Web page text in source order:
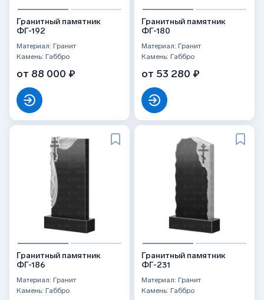
Гранитный памятник
ФГ-192
Материал: Гранит
Камень: Габбро
от 88 000 ₽
Гранитный памятник
ФГ-180
Материал: Гранит
Камень: Габбро
от 53 280 ₽
Гранитный памятник
ФГ-186
Материал: Гранит
Камень: Габбро
Гранитный памятник
ФГ-231
Материал: Гранит
Камень: Габбро